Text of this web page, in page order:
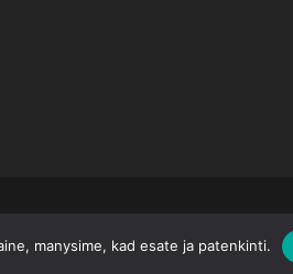
manysime, kad esate ja patenkinti.